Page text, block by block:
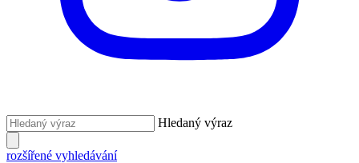
Hledaný výraz
rozšířené vyhledávání